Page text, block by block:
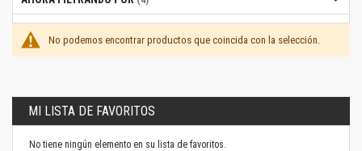
No podemos encontrar productos que coincida con la selección.
MI LISTA DE FAVORITOS
No tiene ningún elemento en su lista de favoritos.